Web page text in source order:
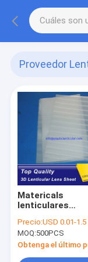
Proveedor
Matericals
lenticulares
PLÁSTICOS de
película del
DOMÉSTICO de
hoja 3d 0.35m m
Precio:USD 0.01-1.5
MOQ:500PCS
Obtenga el último